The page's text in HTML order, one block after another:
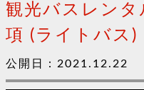
観光バスレンタ
項 (ライトバス)
公開日： 2021.12.22